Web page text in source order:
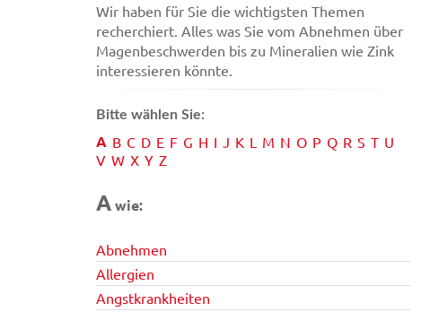
Wir haben für Sie die wichtigsten Themen
recherchiert. Alles was Sie vom Abnehmen über
Magenbeschwerden bis zu Mineralien wie Zink
interessieren könnte.
Bitte wählen Sie:
A B C D E F G H I J K L M N O P Q R S T U
V W X Y Z
Awie:
Abnehmen
Allergien
Angstkrankheiten